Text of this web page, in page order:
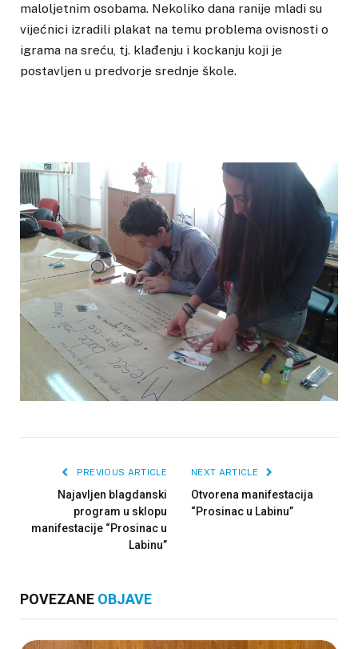
maloljetnim osobama. Nekoliko dana ranije mladi su
vijećnici izradili plakat na temu problema ovisnosti o
igrama na sreću, tj. klađenju i kockanju koji je
postavljen u predvorje srednje škole.
PREVIOUS ARTICLE
Najavljen blagdanski
program u sklopu
manifestacije “Prosinac u
Labinu”
NEXT ARTICLE
Otvorena manifestacija
“Prosinac u Labinu”
POVEZANE OBJAVE